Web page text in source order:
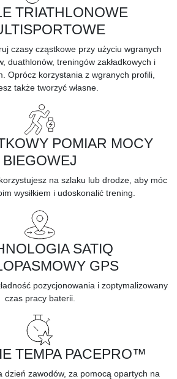
TRIATHLONOWE
czasy cząstkowe przy użyciu wgranych
duathlonów, treningów zakładkowych i
Oprócz korzystania z wgranych profili,
także tworzyć własne.
POMIAR MOCY
BIEGOWEJ
na szlaku lub drodze, aby móc
wysiłkiem i udoskonalić trening.
SATIQ
GPS
pozycjonowania i zoptymalizowany
czas pracy baterii.
TEMPA PACEPRO™
dzień zawodów, za pomocą opartych na